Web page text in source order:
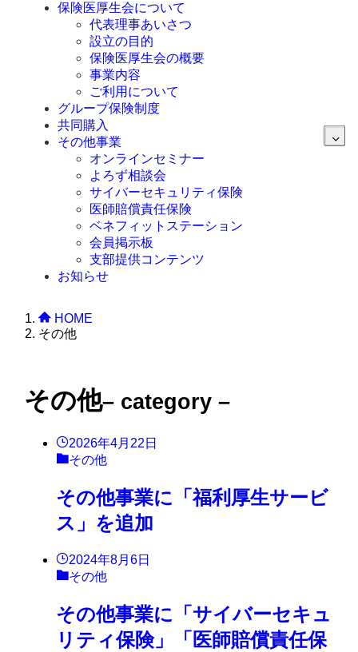
保険医厚生会について
代表理事あいさつ
設立の目的
保険医厚生会の概要
事業内容
ご利用について
グループ保険制度
共同購入
その他事業
オンラインセミナー
よろず相談会
サイバーセキュリティ保険
医師賠償責任保険
ベネフィットステーション
会員掲示板
支部提供コンテンツ
お知らせ
HOME
その他
その他– category –
2026年4月22日
その他
その他事業に「福利厚生サービ
ス」を追加
2024年8月6日
その他
その他事業に「サイバーセキュ
リティ保険」「医師賠償責任保